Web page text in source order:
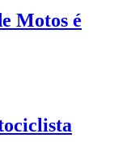
Motos é